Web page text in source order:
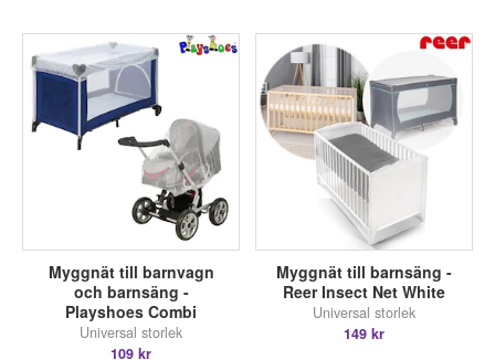
Myggnät till barnvagn
och barnsäng -
Playshoes Combi
Universal storlek
109 kr
Myggnät till barnsäng -
Reer Insect Net White
Universal storlek
149 kr